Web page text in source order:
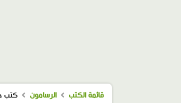
قائمة الكتب الرسامون كتب